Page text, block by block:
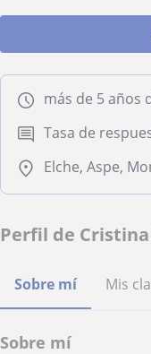
más de 5 años
Tasa de
Elche, Aspe,
Perfil de
Sobre mí Mis
Sobre mí